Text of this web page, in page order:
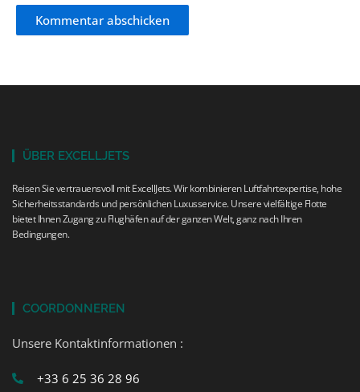
ÜBER EXCELLJETS
Reisen Sie vertrauensvoll mit ExcellJets. Wir kombinieren Luftfahrtexpertise, hohe
Sicherheitsstandards und persönlichen Luxusservice. Unsere vielfältige Flotte
bietet Ihnen Zugang zu Flughäfen auf der ganzen Welt, ganz nach Ihren
Bedingungen.
COORDONNEREN
Unsere Kontaktinformationen :
+33 6 25 36 28 96